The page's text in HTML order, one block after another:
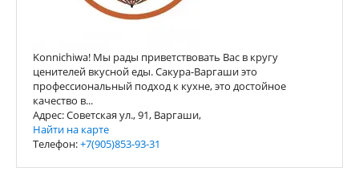
Konnichiwa! Мы рады приветствовать Вас в кругу
ценителей вкусной еды. Сакура-Варгаши это
профессиональный подход к кухне, это достойное
качество в...
Адрес: Советская ул., 91, Варгаши,
Найти на карте
Телефон:+7(905)853-93-31